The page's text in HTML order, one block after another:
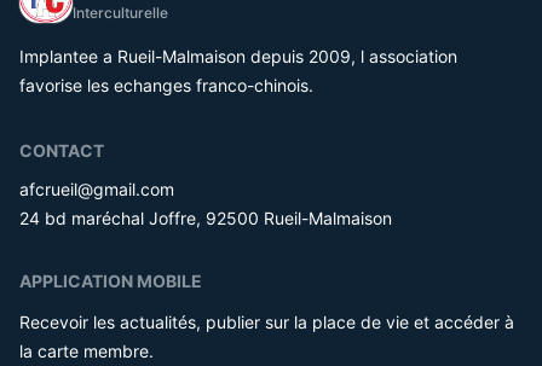
Interculturelle
Implantee a Rueil-Malmaison depuis 2009, l association
favorise les echanges franco-chinois.
CONTACT
afcrueil@gmail.com
24 bd maréchal Joffre, 92500 Rueil-Malmaison
APPLICATION MOBILE
Recevoir les actualités, publier sur la place de vie et accéder à
la carte membre.